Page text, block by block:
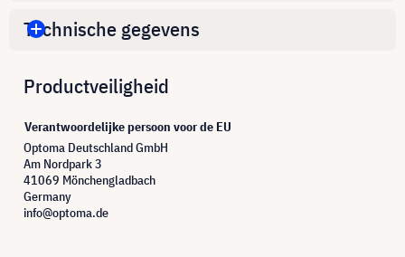
Technische gegevens
Productveiligheid
Verantwoordelijke persoon voor de EU
Optoma Deutschland GmbH
Am Nordpark 3
41069 Mönchengladbach
Germany
info@optoma.de